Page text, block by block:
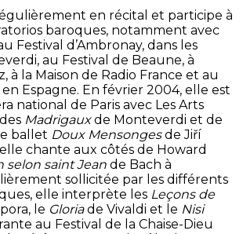
en récital et participe à
baroques, notamment avec
Festival d’Ambronay, dans les
au Festival de Beaune, à
à la Maison de Radio France et au
Espagne. En février 2004, elle est
national de Paris avec Les Arts
Madrigauxde Monteverdi et de
ballet Doux Mensongesde Jiří
chante aux côtés de Howard
selon saint Jean de Bach à
sollicitée par les différents
elle interprète les Leçons de
le Gloriade Vivaldi et le Nisi
au Festival de la Chaise-Dieu